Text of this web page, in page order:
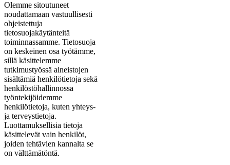
Olemme sitoutuneet
noudattamaan vastuullisesti
ohjeistettuja
tietosuojakäytänteitä
toiminnassamme. Tietosuoja
on keskeinen osa työtämme,
sillä käsittelemme
tutkimustyössä aineistojen
sisältämiä henkilötietoja sekä
henkilöstöhallinnossa
työntekijöidemme
henkilötietoja, kuten yhteys-
ja terveystietoja.
Luottamuksellisia tietoja
käsittelevät vain henkilöt,
joiden tehtävien kannalta se
on välttämätöntä.